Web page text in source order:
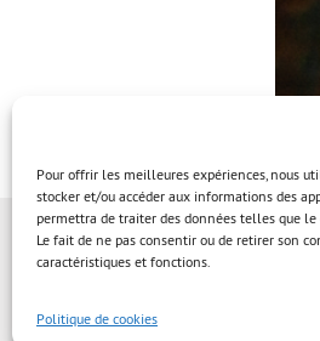
Pour offrir les meilleures expériences, nous
stocker et/ou accéder aux informations des
permettra de traiter des données telles que
Le fait de ne pas consentir ou de retirer son
caractéristiques et fonctions.
Politique de cookies